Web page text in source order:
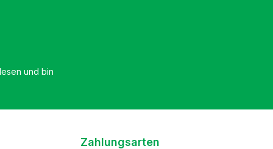
à
travail
da
und bin
Zahlungsarten